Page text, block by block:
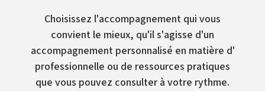
Choisissez l'accompagnement qui vous
convient le mieux, qu'il s'agisse d'un
accompagnement personnalisé en matière d'
professionnelle ou de ressources pratiques
que vous pouvez consulter à votre rythme.